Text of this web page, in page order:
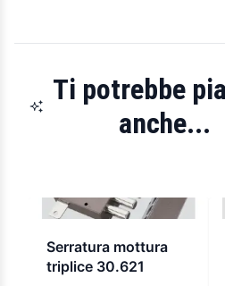
Ti potrebbe
anche...
Serratura mottura
triplice 30.621